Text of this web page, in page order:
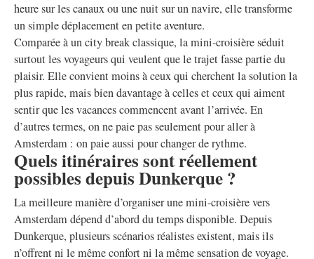
heure sur les canaux ou une nuit sur un navire, elle transforme
un simple déplacement en petite aventure.
Comparée à un city break classique, la mini-croisière séduit
surtout les voyageurs qui veulent que le trajet fasse partie du
plaisir. Elle convient moins à ceux qui cherchent la solution la
plus rapide, mais bien davantage à celles et ceux qui aiment
sentir que les vacances commencent avant l’arrivée. En
d’autres termes, on ne paie pas seulement pour aller à
Amsterdam : on paie aussi pour changer de rythme.
Quels itinéraires sont réellement
possibles depuis Dunkerque ?
La meilleure manière d’organiser une mini-croisière vers
Amsterdam dépend d’abord du temps disponible. Depuis
Dunkerque, plusieurs scénarios réalistes existent, mais ils
n’offrent ni le même confort ni la même sensation de voyage.